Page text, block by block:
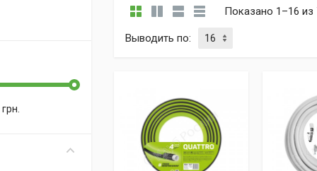
грн.
Показано 1–16 из
Выводить по: